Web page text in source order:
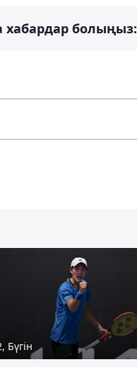
болыңыз:
Бүгін